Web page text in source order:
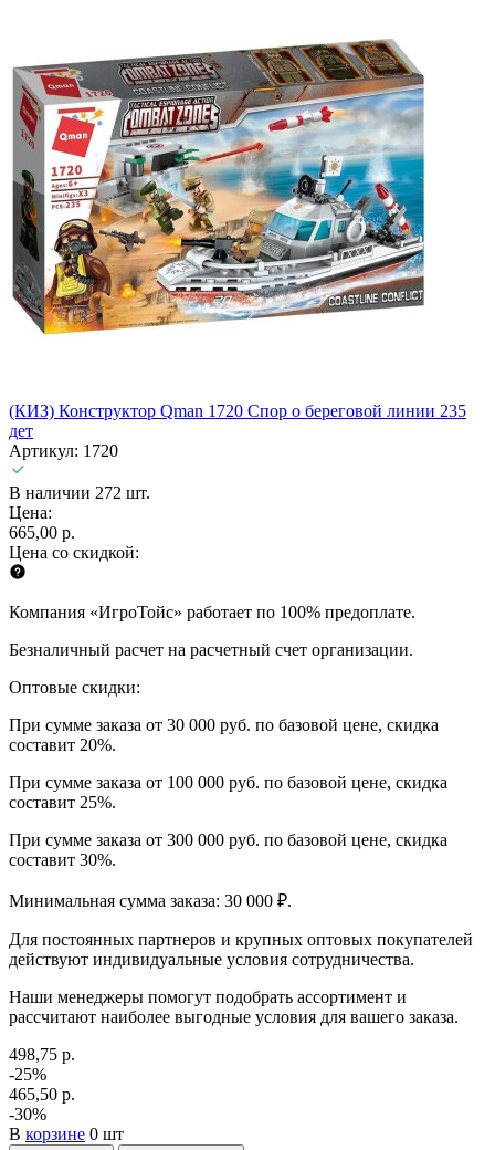
(КИЗ) Конструктор Qman 1720 Спор о береговой линии 235
дет
Артикул: 1720
В наличии 272 шт.
Цена:
665,00 р.
Цена со скидкой:
Компания «ИгроТойс» работает по 100% предоплате.
Безналичный расчет на расчетный счет организации.
Оптовые скидки:
При сумме заказа от 30 000 руб. по базовой цене, скидка
составит 20%.
При сумме заказа от 100 000 руб. по базовой цене, скидка
составит 25%.
При сумме заказа от 300 000 руб. по базовой цене, скидка
составит 30%.
Минимальная сумма заказа: 30 000 ₽.
Для постоянных партнеров и крупных оптовых покупателей
действуют индивидуальные условия сотрудничества.
Наши менеджеры помогут подобрать ассортимент и
рассчитают наиболее выгодные условия для вашего заказа.
498,75 р.
-25%
465,50 р.
-30%
В корзине 0 шт